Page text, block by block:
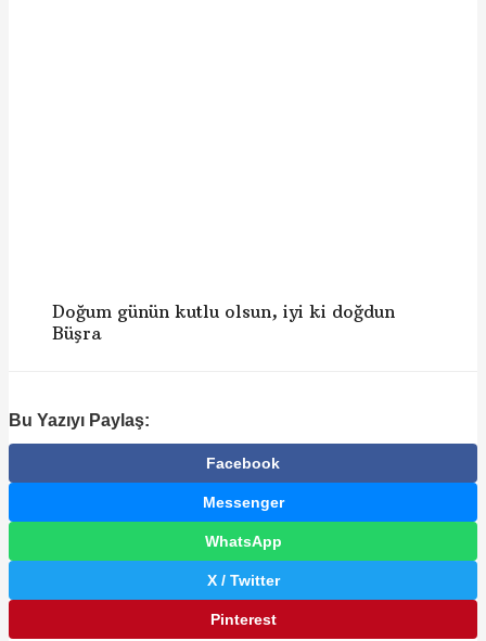
Doğum günün kutlu olsun, iyi ki doğdun
Büşra
Bu Yazıyı Paylaş:
Facebook
Messenger
WhatsApp
X / Twitter
Pinterest